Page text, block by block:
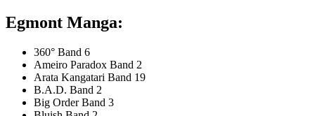
Egmont Manga:
360° Band 6
Ameiro Paradox Band 2
Arata Kangatari Band 19
B.A.D. Band 2
Big Order Band 3